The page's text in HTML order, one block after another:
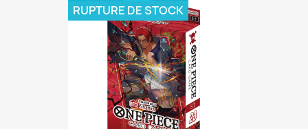
RUPTURE DE STOCK